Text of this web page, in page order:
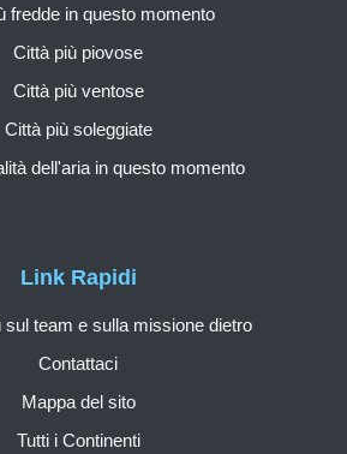
Link Rapidi
sul team e sulla missione dietro
Contattaci
Mappa del sito
Tutti i Continenti
fredde in questo momento
Città più piovose
Città più ventose
Città più soleggiate
dell'aria in questo momento